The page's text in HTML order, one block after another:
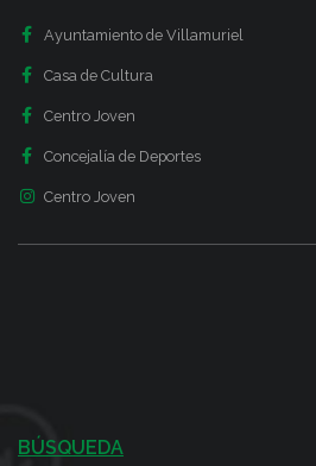
Ayuntamiento de Villamuriel
Casa de Cultura
Centro Joven
Concejalía de Deportes
Centro Joven
BÚSQUEDA